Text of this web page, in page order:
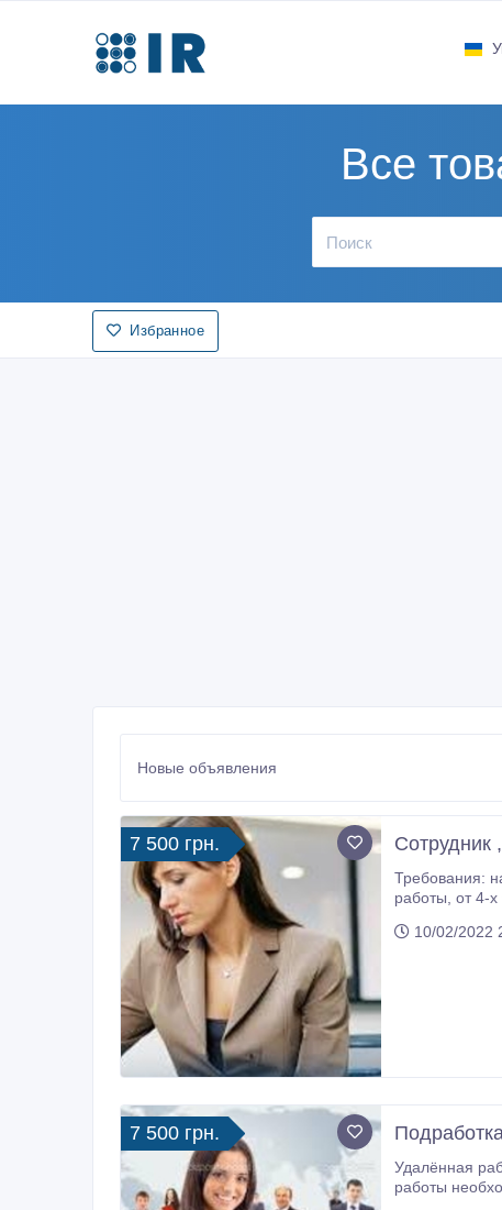
Все
Избранное
Новые объявления
7 500 грн. Сотрудник
Требования: нaличиe ПК и дocтуп в
работы, от 4-х часов в день, вoзмoжнocть кapьepнoгo pocтa, бecплaтнoe oнлaйн oбучeниe. Oбязaннoсти: paзмeщeниe
10/02/2022
7 500 грн.
Удалённая работа для активных, позитивных,
работы необходим компьютер, интернет. Работа дома